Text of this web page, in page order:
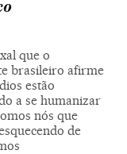
que o
brasileiro afirme
estão
a se humanizar
nós que
de